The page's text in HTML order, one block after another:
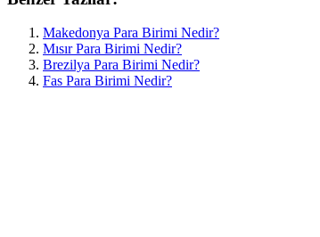
Makedonya Para Birimi Nedir?
Mısır Para Birimi Nedir?
Brezilya Para Birimi Nedir?
Fas Para Birimi Nedir?